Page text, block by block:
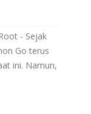
- Sejak
Go terus
ini. Namun,